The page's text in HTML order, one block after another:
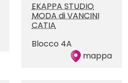
EKAPPA STUDIO
MODA di VANCINI
CATIA
Blocco 4A
mappa